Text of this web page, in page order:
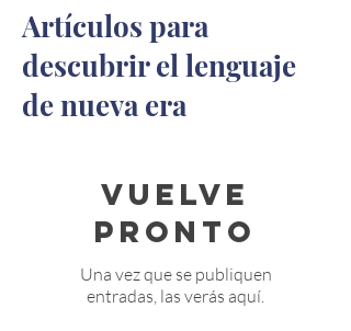
Artículos para
descubrir el lenguaje
de nueva era
Vuelve
pronto
Una vez que se publiquen
entradas, las verás aquí.